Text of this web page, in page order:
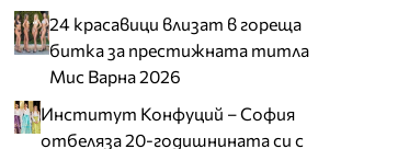
24 красавици влизат в гореща
битка за престижната титла
Мис Варна 2026
Институт Конфуций – София
отбеляза 20-годишнината си с